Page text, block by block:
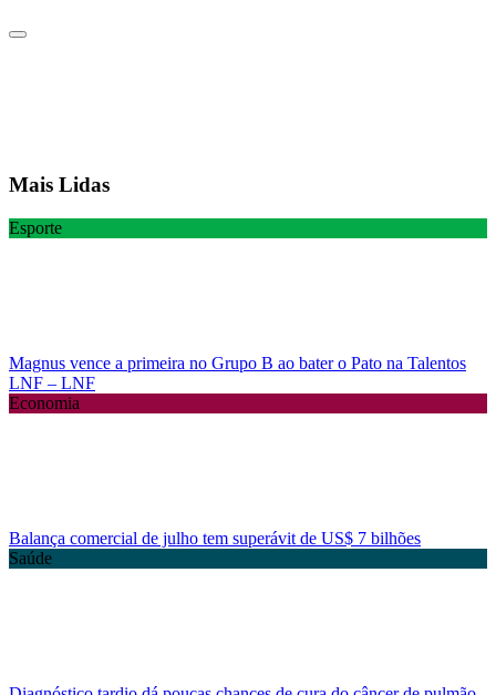
Mais Lidas
Esporte
Magnus vence a primeira no Grupo B ao bater o Pato na Talentos
LNF – LNF
Economia
Balança comercial de julho tem superávit de US$ 7 bilhões
Saúde